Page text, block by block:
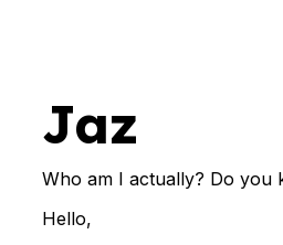
Jaz
Who am I actually? Do you
Hello,